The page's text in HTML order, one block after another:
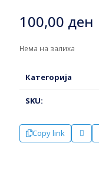
100,00 ден
Нема на залиха
Категорија
SKU:
Copy link